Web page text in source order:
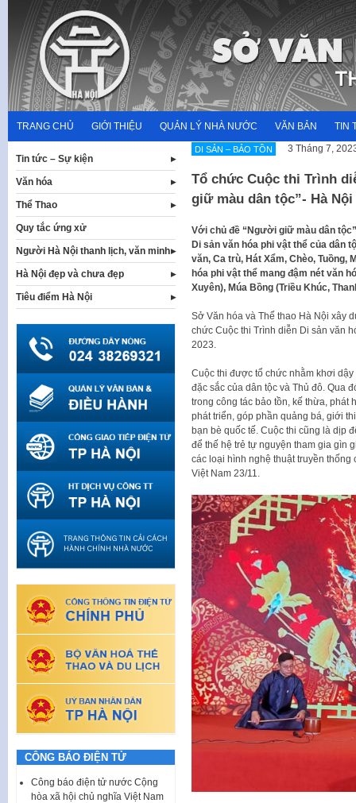
content
TRANG CHỦ GIỚI THIỆU QUẢN LÝ NHÀ NƯỚC VĂN BẢN TIN
DI SẢN – BẢO TỒN 3 Tháng 7,
Tổ chức Cuộc thi Trình
giữ màu dân tộc”- Hà Nội
Với chủ đề “Người giữ màu dân
Di sản văn hóa phi vật thể của dân
văn, Ca trù, Hát Xẩm, Chèo, Tuồng,
hóa phi vật thể mang đậm nét văn
Xuyên), Múa Bồng (Triều Khúc,
Sở Văn hóa và Thể thao Hà Nội xây
chức Cuộc thi Trình diễn Di sản văn
2023.
Cuộc thi được tổ chức nhằm khơi
đặc sắc của dân tộc và Thủ đô. Qua
trong công tác bảo tồn, kế thừa, phát
phát triển, góp phần quảng bá, giới
bạn bè quốc tế. Cuộc thi cũng là dịp
để thế hệ trẻ tự nguyện tham gia gìn
các loại hình nghệ thuật truyền
Việt Nam 23/11.
Tin tức – Sự kiện
Văn hóa
Thể Thao
Quy tắc ứng xử
Người Hà Nội thanh lịch, văn minh
Hà Nội đẹp và chưa đẹp
Tiêu điểm Hà Nội
CÔNG BÁO ĐIỆN TỬ
Công báo điện tử nước Cộng
hòa xã hội chủ nghĩa Việt Nam